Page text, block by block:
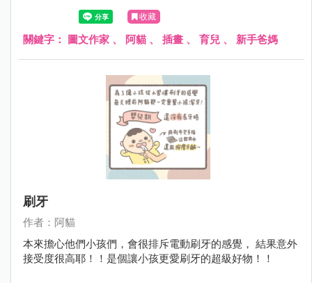
收藏
關鍵字： 圖文作家 、 阿貓 、 插畫 、 育兒 、 新手爸媽
刷牙
作者：阿貓
本來擔心他們小孩們，會很排斥電動刷牙的感覺， 結果意外
接受度很高耶！！是個讓小孩更愛刷牙的超級好物！！